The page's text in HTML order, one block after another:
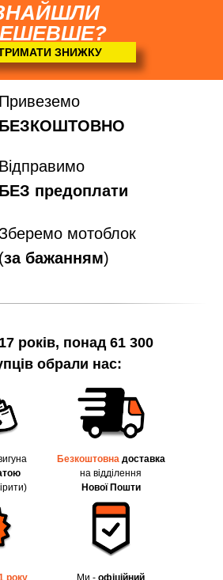
ЗНИЖКУ
Відправимо
БЕЗ предоплати
Привеземо
БЕЗКОШТОВНО
мотоблок
(за бажанням)
років, понад 61 300
обрали нас:
року
Безкоштовна доставка
на відділення
Нової Пошти
Ми - офіційний